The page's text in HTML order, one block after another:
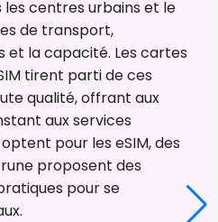
centres urbains et le
de transport,
et la capacité. Les cartes
tirent parti de ces
qualité, offrant aux
aux services
pour les eSIM, des
proposent des
pour se